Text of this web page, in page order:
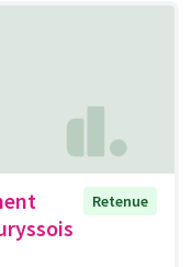
Retenue